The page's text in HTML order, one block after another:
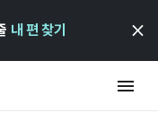
내 편 찾기